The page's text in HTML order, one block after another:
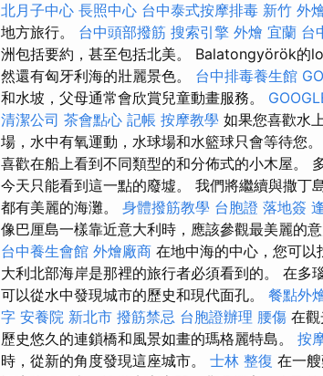
北月子中心 長照中心 台中泰式按摩排毒 新竹 外
地方旅行。 台中頭部撥筋 搜索引擎 外燴 宜蘭 台
洲包括要約，甚至包括北美。 Balatongyörök
然還有匈牙利海的壯麗景色。 台中排毒養生館
和水坡，父母通常會欣賞兒童動畫服務。
清潔公司 茶會點心 記帳 按摩教學 如果您喜歡水
場，水中有氧運動，水球場和水籃球只會等待您。
喜歡在船上看到不同類型的和分佈式的小木屋。
今天只能看到這一點的廢墟。 我們將繼續與撒丁
都有美麗的海灘。 身體撥筋教學 台胞證 落地簽
像巴厘島一樣靠近意大利時，應該參觀最美麗的
台中養生會館 外燴廠商 在地中海的中心，您可以
大利北部海岸是那裡的旅行者必須看到的。 在多
可以從水中發現城市的歷史和現代面孔。 餐點外
字 安養院 新北市 撥筋禁忌 台胞證辦理 腰傷 在
歷史悠久的連鎖橋和風景如畫的瑪格麗特島。 按
時，從新的角度發現這座城市。 士林 整復 在一